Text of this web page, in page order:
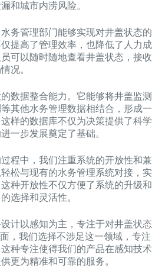
和城市内涝风险。
务管理部门能够实现对井盖状态的
提高了管理效率，也降低了人力成
可以随时随地查看井盖状态，接收
况。
数据整合能力。它能够将井盖监测
其他水务管理数据相结合，形成一
样的数据库不仅为决策提供了科学
一步发展奠定了基础。
程中，我们注重系统的开放性和兼
松与现有的水务管理系统对接，实
种开放性不仅方便了系统的升级和
选择和灵活性。
计以感知为主，专注于对井盖状态
，我们选择不涉足这一领域，专注
种专注使得我们的产品在感知技术
更为精准和可靠的服务。